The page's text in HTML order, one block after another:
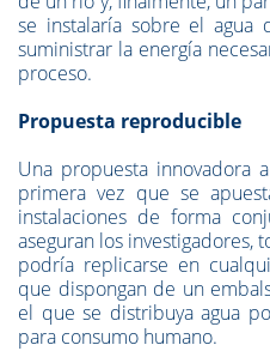
se instalaría sobre el agua
suministrar la energía
proceso.
Propuesta reproducible
Una propuesta innovadora
primera vez que se
instalaciones de forma
aseguran los
podría replicarse en
que dispongan de un
el que se distribuya agua
para consumo humano.